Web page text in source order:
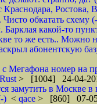
Краснодара,
обкатать схему
какой-то
то же есть.. Можно
абонентскую
Мегафона номер на
Rust > [1004] 24-04-
замутить в Москве в
) < qace > [860] 07-